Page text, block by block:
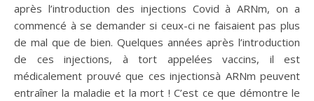
après l’introduction des injections Covid à ARNm, on a
commencé à se demander si ceux-ci ne faisaient pas plus
de mal que de bien. Quelques années après l’introduction
de ces injections, à tort appelées vaccins, il est
médicalement prouvé que ces injectionsà ARNm peuvent
entraîner la maladie et la mort ! C’est ce que démontre le